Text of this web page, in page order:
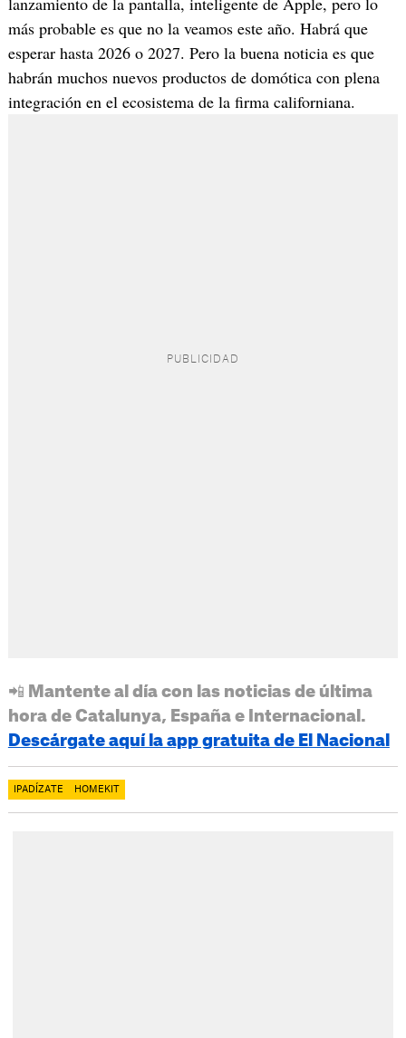
más probable es que no la veamos este año. Habrá que
esperar hasta 2026 o 2027. Pero la buena noticia es que
habrán muchos nuevos productos de domótica con plena
integración en el ecosistema de la firma californiana.
📲 Mantente al día con las noticias de última
hora de Catalunya, España e Internacional.
Descárgate aquí la app gratuita de El Nacional
IPADÍZATE HOMEKIT